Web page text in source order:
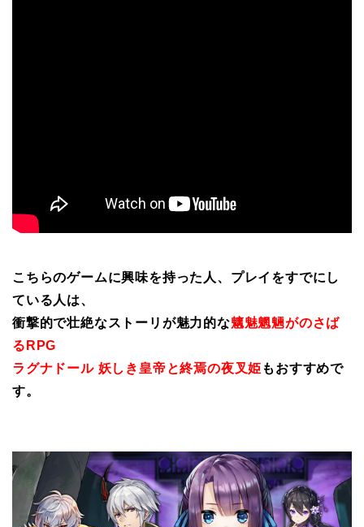
こちらのゲームに興味を持った人、プレイをすでにし
ている人は、
衝撃的で壮絶なストーリが魅力的な魑魅魍魎がのさば
るRPG
ラグナドール 妖しき皇帝と終焉の夜叉姫 もおすすめで
す。